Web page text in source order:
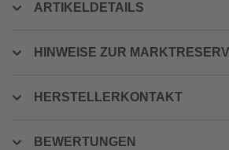
ARTIKELDETAILS
HINWEISE ZUR
HERSTELLERKONTAKT
BEWERTUNGEN